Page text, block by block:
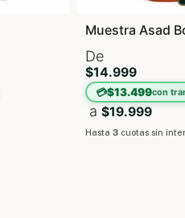
Muestra Asad
De
$14.999
💳$13.499con
a $19.999
Hasta 3 cuotas sin